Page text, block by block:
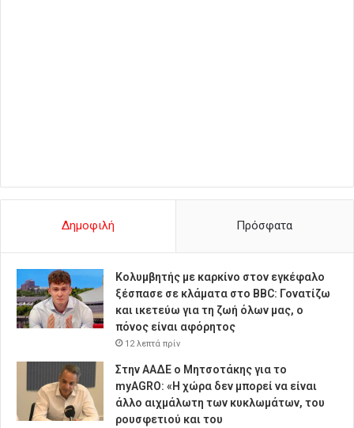
Δημοφιλή Πρόσφατα
Κολυμβητής με καρκίνο στον εγκέφαλο
ξέσπασε σε κλάματα στο BBC: Γονατίζω
και ικετεύω για τη ζωή όλων μας, ο
πόνος είναι αφόρητος
12 λεπτά πρίν
Στην ΑΑΔΕ ο Μητσοτάκης για το
myAGRO: «Η χώρα δεν μπορεί να είναι
άλλο αιχμάλωτη των κυκλωμάτων, του
ρουσφετιού και του